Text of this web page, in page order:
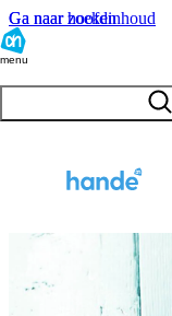
Ga naar hoofdinhoud
Ga naar zoeken
menu